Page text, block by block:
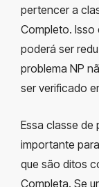
pertencer a
Completo. Isso
poderá ser
problema NP
ser verificado
Essa classe de
importante
que são ditos
Completa. Se